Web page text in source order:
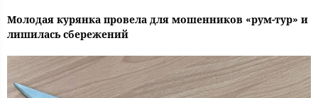
Молодая курянка провела для мошенников «рум-тур» и
лишилась сбережений